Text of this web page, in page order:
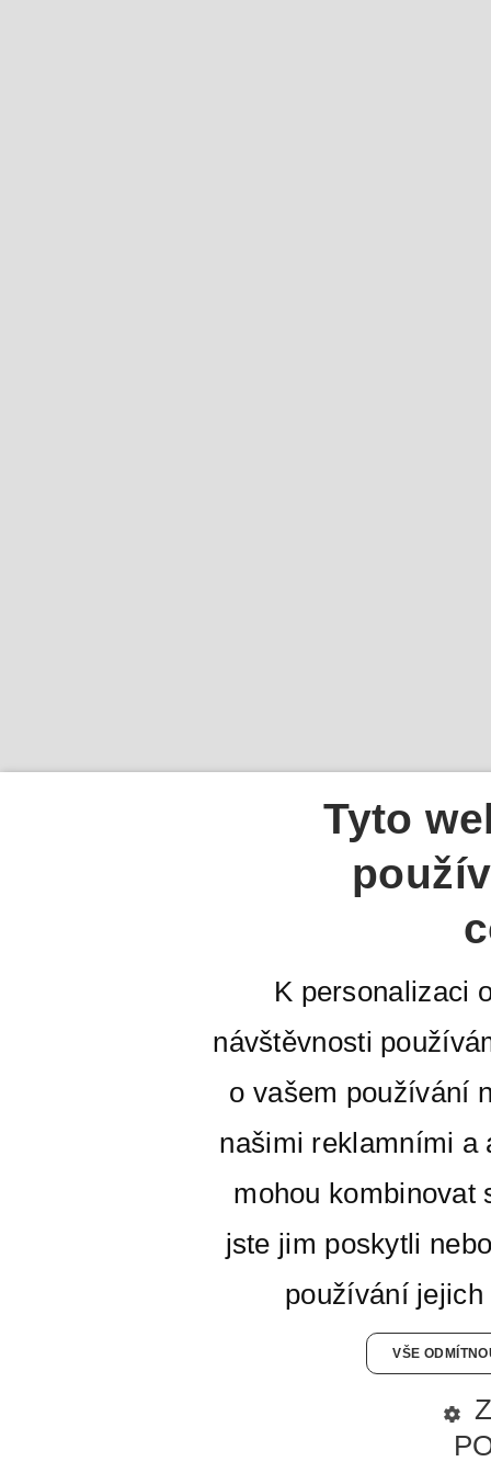
Tyto
K personalizaci
návštěvnosti
o vašem používání
našimi reklamními a
mohou kombinovat
jste jim poskytli
používání
VŠE